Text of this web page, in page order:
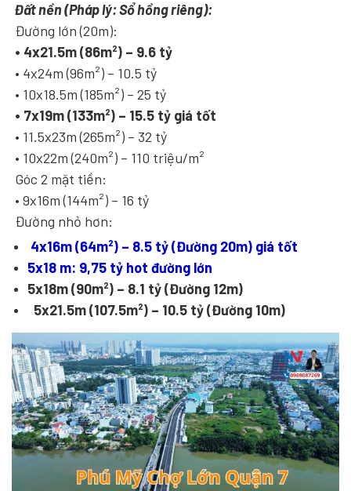
Đất nền (Pháp lý: Sổ hồng riêng):
Đường lớn (20m):
• 4x21.5m (86m²) – 9.6 tỷ
• 4x24m (96m²) – 10.5 tỷ
• 10x18.5m (185m²) – 25 tỷ
• 7x19m (133m²) – 15.5 tỷ giá tốt
• 11.5x23m (265m²) – 32 tỷ
• 10x22m (240m²) – 110 triệu/m²
Góc 2 mặt tiền:
• 9x16m (144m²) – 16 tỷ
Đường nhỏ hơn:
4x16m (64m²) – 8.5 tỷ (Đường 20m) giá tốt
5x18 m: 9,75 tỷ hot đường lớn
5x18m (90m²) – 8.1 tỷ (Đường 12m)
5x21.5m (107.5m²) – 10.5 tỷ (Đường 10m)